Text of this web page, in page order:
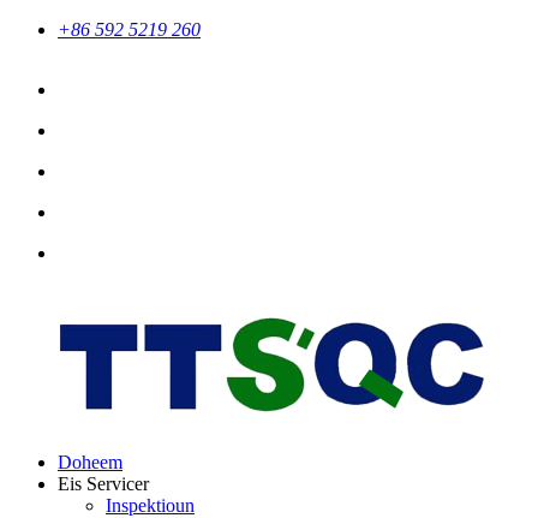
+86 592 5219 260
Doheem
Eis Servicer
Inspektioun